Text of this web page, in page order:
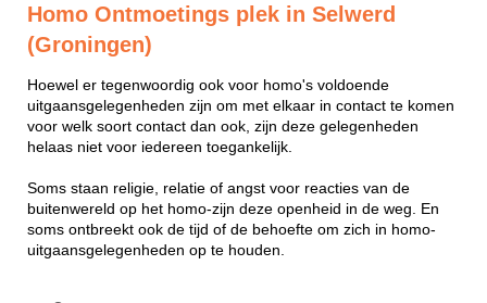
Homo Ontmoetings plek in Selwerd
(Groningen)
Hoewel er tegenwoordig ook voor homo's voldoende
uitgaansgelegenheden zijn om met elkaar in contact te komen
voor welk soort contact dan ook, zijn deze gelegenheden
helaas niet voor iedereen toegankelijk.
Soms staan religie, relatie of angst voor reacties van de
buitenwereld op het homo-zijn deze openheid in de weg. En
soms ontbreekt ook de tijd of de behoefte om zich in homo-
uitgaansgelegenheden op te houden.